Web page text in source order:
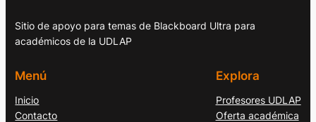
Sitio de apoyo para temas de Blackboard Ultra para
académicos de la UDLAP
Menú
Inicio
Contacto
Explora
Profesores UDLAP
Oferta académica